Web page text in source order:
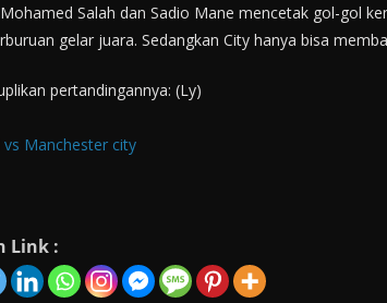
Salah dan Sadio Mane mencetak gol-gol
gelar juara. Sedangkan City hanya bisa
pertandingannya: (Ly)
Manchester city
Link :